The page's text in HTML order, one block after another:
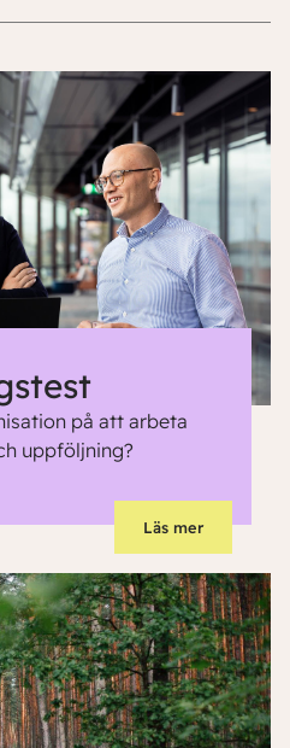
på att arbeta
uppföljning?
Läs mer